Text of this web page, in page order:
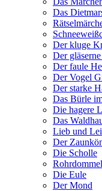
Das
Der kluge
Der
Der faule
Der Vogel
Der starke
Das Bürle
Die hagere
Das
Lieb und
Der
Die Scholle
Die Eule
Der Mond